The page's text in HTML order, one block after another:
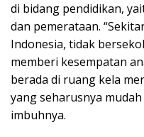
di bidang pendidikan,
dan pemerataan.
Indonesia, tidak
memberi kesempatan
berada di ruang kela
yang seharusnya
imbuhnya.